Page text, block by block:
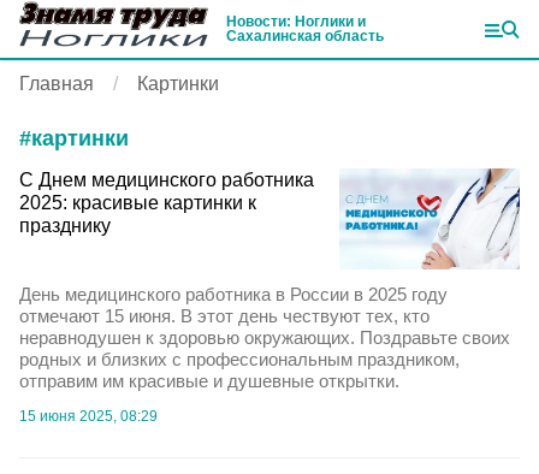
Новости: Ноглики и
Сахалинская область
Главная Картинки
#картинки
С Днем медицинского работника
2025: красивые картинки к
празднику
День медицинского работника в России в 2025 году
отмечают 15 июня. В этот день чествуют тех, кто
неравнодушен к здоровью окружающих. Поздравьте своих
родных и близких с профессиональным праздником,
отправим им красивые и душевные открытки.
15 июня 2025, 08:29